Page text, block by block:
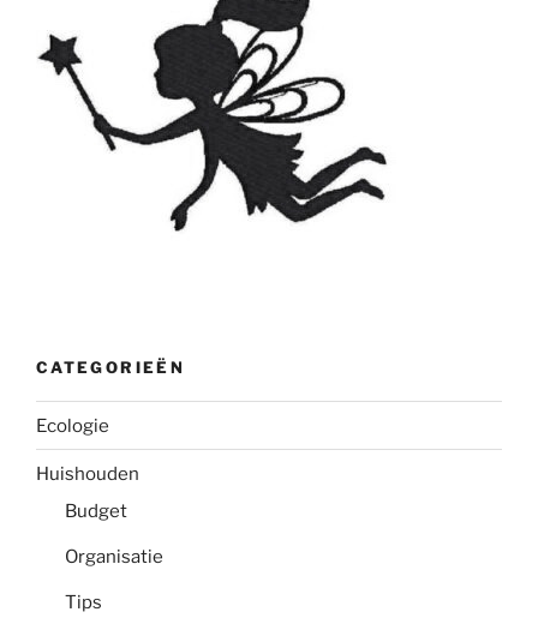
CATEGORIEËN
Ecologie
Huishouden
Budget
Organisatie
Tips